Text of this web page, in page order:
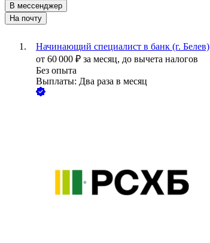
В мессенджер
На почту
Начинающий специалист в банк (г. Белев)
от 60 000 ₽ за месяц, до вычета налогов
Без опыта
Выплаты: Два раза в месяц